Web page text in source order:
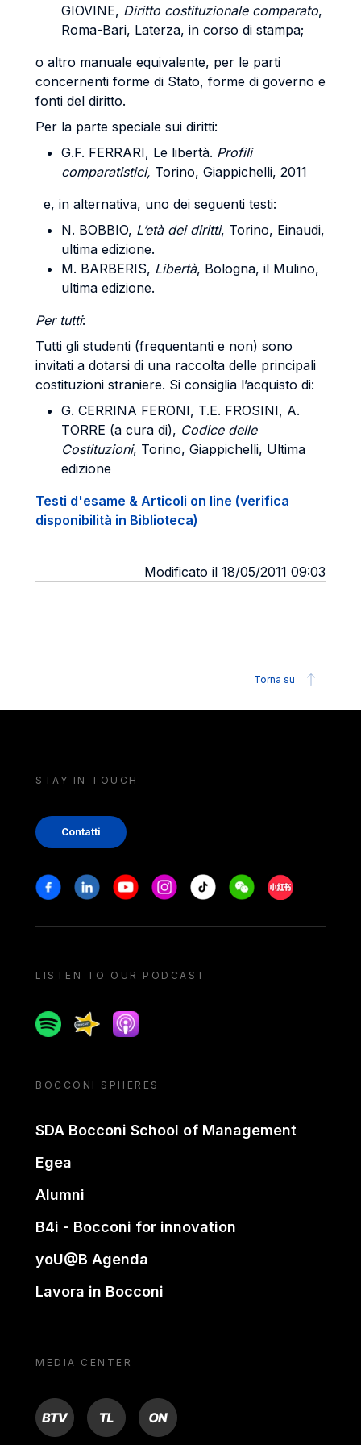
GIOVINE, Diritto costituzionale comparato,
Roma-Bari, Laterza, in corso di stampa;
o altro manuale equivalente, per le parti
concernenti forme di Stato, forme di governo e
fonti del diritto.
Per la parte speciale sui diritti:
G.F. FERRARI, Le libertà. Profili
comparatistici, Torino, Giappichelli, 2011
e, in alternativa, uno dei seguenti testi:
N. BOBBIO, L’età dei diritti, Torino, Einaudi,
ultima edizione.
M. BARBERIS, Libertà, Bologna, il Mulino,
ultima edizione.
Per tutti:
Tutti gli studenti (frequentanti e non) sono
invitati a dotarsi di una raccolta delle principali
costituzioni straniere. Si consiglia l’acquisto di:
G. CERRINA FERONI, T.E. FROSINI, A.
TORRE (a cura di), Codice delle
Costituzioni, Torino, Giappichelli, Ultima
edizione
Testi d'esame & Articoli on line (verifica
disponibilità in Biblioteca)
Modificato il 18/05/2011 09:03
Torna su
STAY IN TOUCH
Contatti
Stay in touch
FacebookLinkedinYoutubeInstagram
Tiktok WeechatXiaohongshu/
LISTEN TO OUR PODCAST
SpotifySpreakerApple podcast
BOCCONI SPHERES
SDA Bocconi School of Management
Egea
Alumni
B4i - Bocconi for innovation
yoU@B Agenda
Lavora in Bocconi
MEDIA CENTER
BTV TL ON